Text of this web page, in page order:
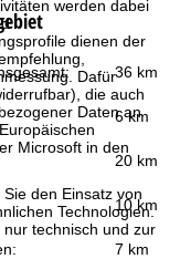
werden dabei
dienen der
Dafür
die auch
Daten an
Microsoft in den
den Einsatz von
Technologien.
technisch und zur
36 km
6 km
20 km
10 km
7 km